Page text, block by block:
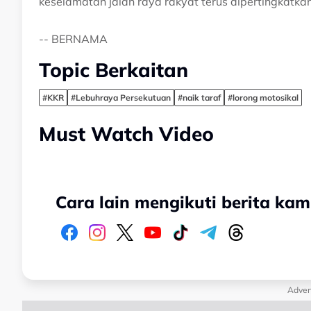
-- BERNAMA
Topic Berkaitan
#KKR #Lebuhraya Persekutuan #naik taraf #lorong motosikal
Must Watch Video
Cara lain mengikuti berita